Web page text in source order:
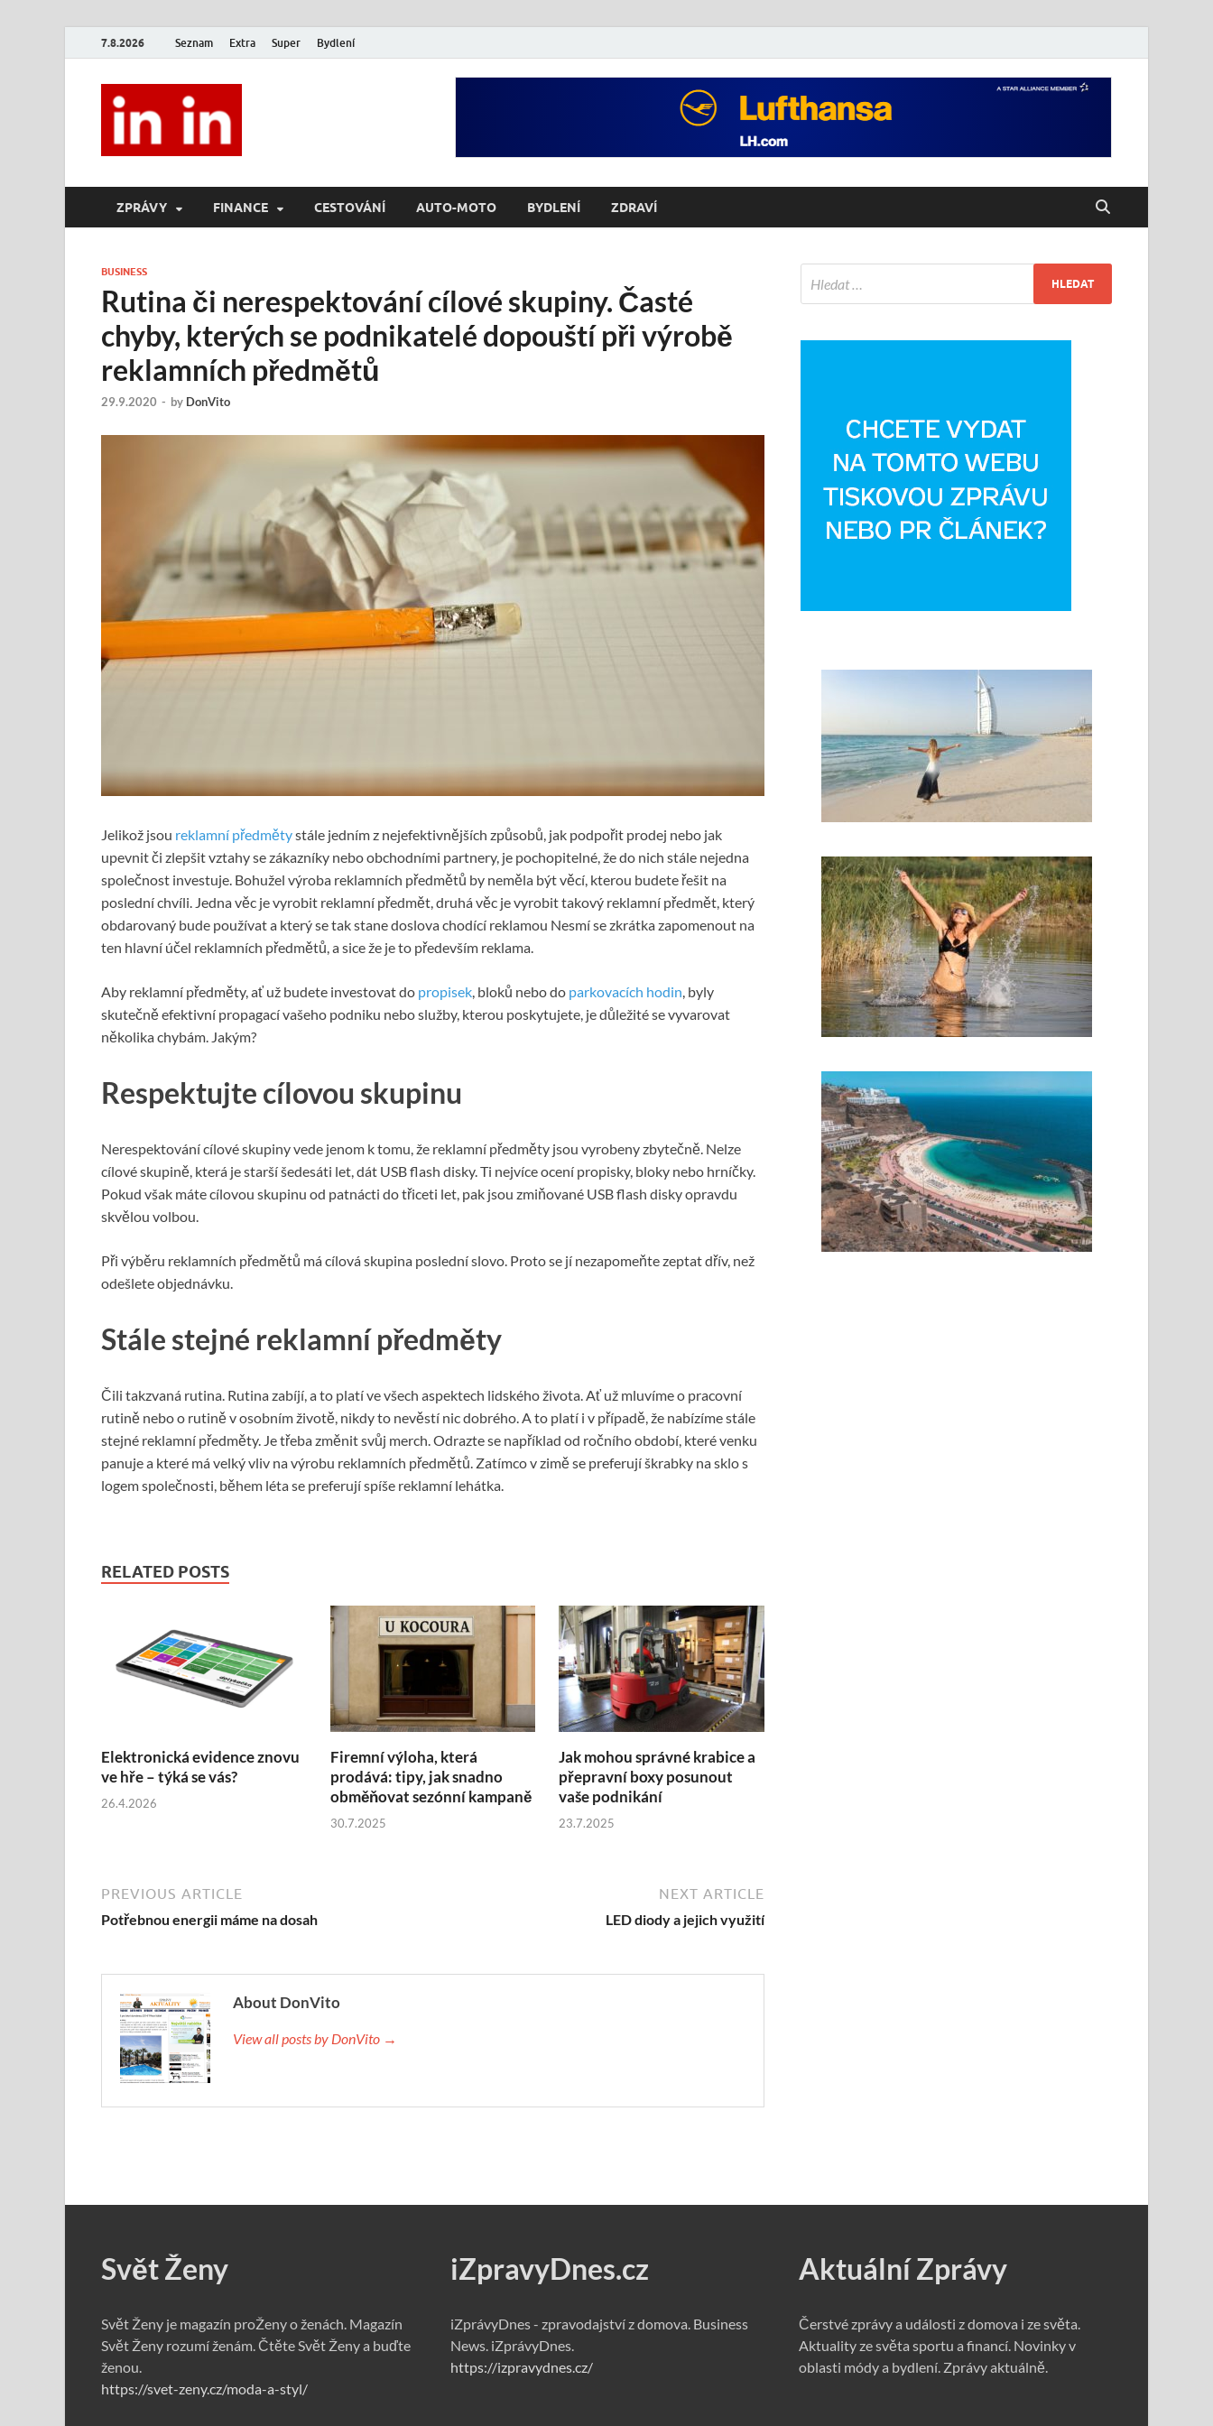
7.8.2026 Seznam Extra Super Bydlení
ZPRÁVY FINANCE CESTOVÁNÍ AUTO-MOTO BYDLENÍ ZDRAVÍ
BUSINESS
Rutina či nerespektování cílové skupiny. Časté
chyby, kterých se podnikatelé dopouští při výrobě
reklamních předmětů
29.9.2020 - by DonVito
Jelikož jsou reklamní předmětystále jedním z nejefektivnějších způsobů, jak podpořit prodej nebo jak
upevnit či zlepšit vztahy se zákazníky nebo obchodními partnery, je pochopitelné, že do nich stále nejedna
společnost investuje. Bohužel výroba reklamních předmětů by neměla být věcí, kterou budete řešit na
poslední chvíli. Jedna věc je vyrobit reklamní předmět, druhá věc je vyrobit takový reklamní předmět, který
obdarovaný bude používat a který se tak stane doslova chodící reklamou Nesmí se zkrátka zapomenout na
ten hlavní účel reklamních předmětů, a sice že je to především reklama.
Aby reklamní předměty, ať už budete investovat do propisek, bloků nebo do parkovacích hodin, byly
skutečně efektivní propagací vašeho podniku nebo služby, kterou poskytujete, je důležité se vyvarovat
několika chybám. Jakým?
Respektujte cílovou skupinu
Nerespektování cílové skupiny vede jenom k tomu, že reklamní předměty jsou vyrobeny zbytečně. Nelze
cílové skupině, která je starší šedesáti let, dát USB flash disky. Ti nejvíce ocení propisky, bloky nebo hrníčky.
Pokud však máte cílovou skupinu od patnácti do třiceti let, pak jsou zmiňované USB flash disky opravdu
skvělou volbou.
Při výběru reklamních předmětů má cílová skupina poslední slovo. Proto se jí nezapomeňte zeptat dřív, než
odešlete objednávku.
Stále stejné reklamní předměty
Čili takzvaná rutina. Rutina zabíjí, a to platí ve všech aspektech lidského života. Ať už mluvíme o pracovní
rutině nebo o rutině v osobním životě, nikdy to nevěstí nic dobrého. A to platí i v případě, že nabízíme stále
stejné reklamní předměty. Je třeba změnit svůj merch. Odrazte se například od ročního období, které venku
panuje a které má velký vliv na výrobu reklamních předmětů. Zatímco v zimě se preferují škrabky na sklo s
logem společnosti, během léta se preferují spíše reklamní lehátka.
RELATED POSTS
Elektronická evidence znovu
ve hře – týká se vás?
26.4.2026
Firemní výloha, která
prodává: tipy, jak snadno
obměňovat sezónní kampaně
30.7.2025
Jak mohou správné krabice a
přepravní boxy posunout
vaše podnikání
23.7.2025
PREVIOUS ARTICLE
Potřebnou energii máme na dosah
NEXT ARTICLE
LED diody a jejich využití
About DonVito
View all posts by DonVito →
Svět Ženy
Svět Ženy je magazín proŽeny o ženách. Magazín
Svět Ženy rozumí ženám. Čtěte Svět Ženy a buďte
ženou.
https://svet-zeny.cz/moda-a-styl/
iZpravyDnes.cz
iZprávyDnes - zpravodajství z domova. Business
News. iZprávyDnes.
https://izpravydnes.cz/
Aktuální Zprávy
Čerstvé zprávy a události z domova i ze světa.
Aktuality ze světa sportu a financí. Novinky v
oblasti módy a bydlení. Zprávy aktuálně.